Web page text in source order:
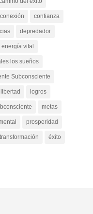
conexión confianza
depredador
energía vital
los sueños
Subconsciente
libertad logros
metas
prosperidad
transformación éxito